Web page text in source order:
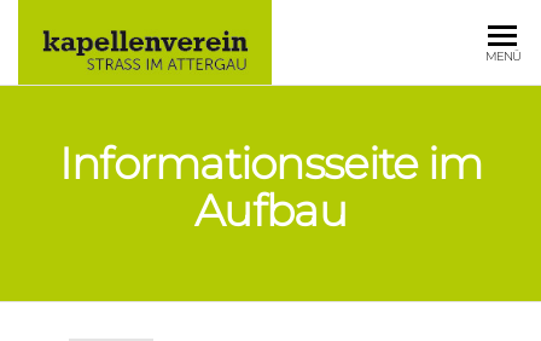
ATTERGAU
MENÜ
Informationsseite im
Aufbau